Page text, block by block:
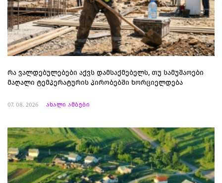
რა ვალდებულებები აქვს დამსაქმებელს, თუ სამუშაოები
მაღალი ტემპერატურის პირობებში ხორციელდება
07. 08. 2026 ახალი ამბები